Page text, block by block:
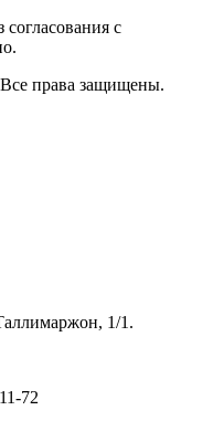
с
права защищены.
1/1.
72